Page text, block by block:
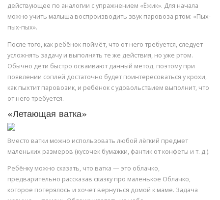
действующее по аналогии с упражнением «Ёжик». Для начала
можно учить малыша воспроизводить звук паровоза ртом: «Пых-
пых-пых».
После того, как ребёнок поймёт, что от него требуется, следует
усложнять задачу и выполнять те же действия, но уже ртом.
Обычно дети быстро осваивают данный метод, поэтому при
появлении соплей достаточно будет поинтересоваться у крохи,
как пыхтит паровозик, и ребёнок с удовольствием выполнит, что
от него требуется.
«Летающая ватка»
Вместо ватки можно использовать любой лёгкий предмет
маленьких размеров (кусочек бумажки, фантик от конфеты и т. д.).
Ребёнку можно сказать, что ватка — это облачко,
предварительно рассказав сказку про маленькое Облачко,
которое потерялось и хочет вернуться домой к маме. Задача